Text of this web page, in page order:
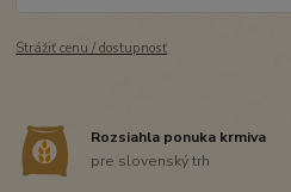
Strážiť cenu / dostupnosť
Rozsiahla ponuka krmiva
pre slovenský trh